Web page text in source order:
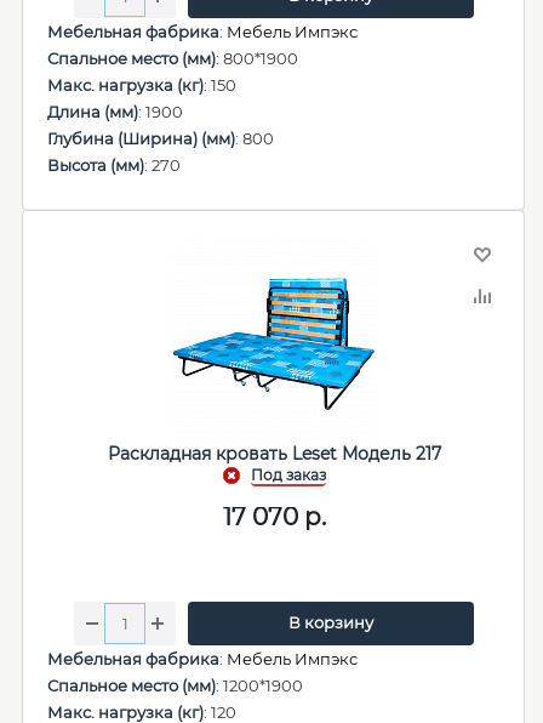
Мебельная фабрика: Мебель Импэкс
Спальное место (мм): 800*1900
Макс. нагрузка (кг): 150
Длина (мм): 1900
Глубина (Ширина) (мм): 800
Высота (мм): 270
Раскладная кровать Leset Модель 217
17 070р.
В корзину
Мебельная фабрика: Мебель Импэкс
Спальное место (мм): 1200*1900
Макс. нагрузка (кг): 120